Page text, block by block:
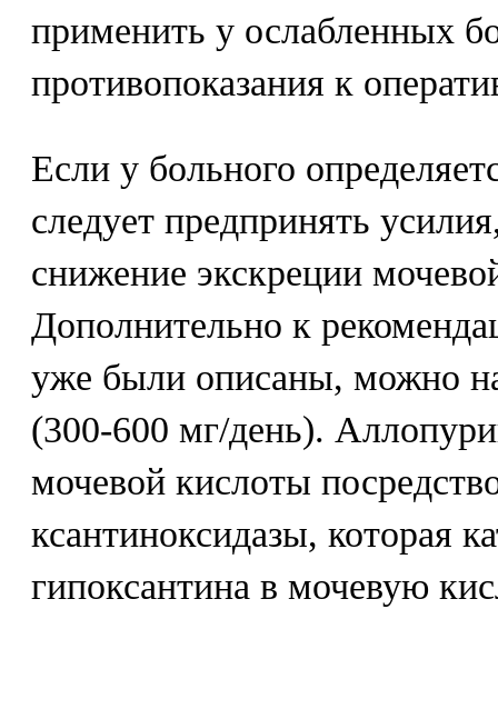
применить у ослабленных
противопоказания к
Если у больного
следует предпринять
снижение экскреции
Дополнительно к
уже были описаны, можно
(300-600 мг/день).
мочевой кислоты
ксантиноксидазы, которая
гипоксантина в мочевую